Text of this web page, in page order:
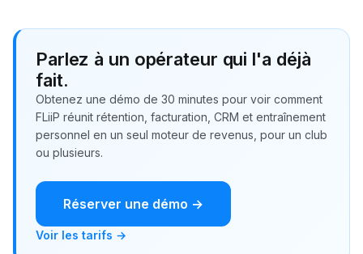
Parlez à un opérateur qui l'a déjà
fait.
Obtenez une démo de 30 minutes pour voir comment
FLiiP réunit rétention, facturation, CRM et entraînement
personnel en un seul moteur de revenus, pour un club
ou plusieurs.
Réserver une démo →
Voir les tarifs →